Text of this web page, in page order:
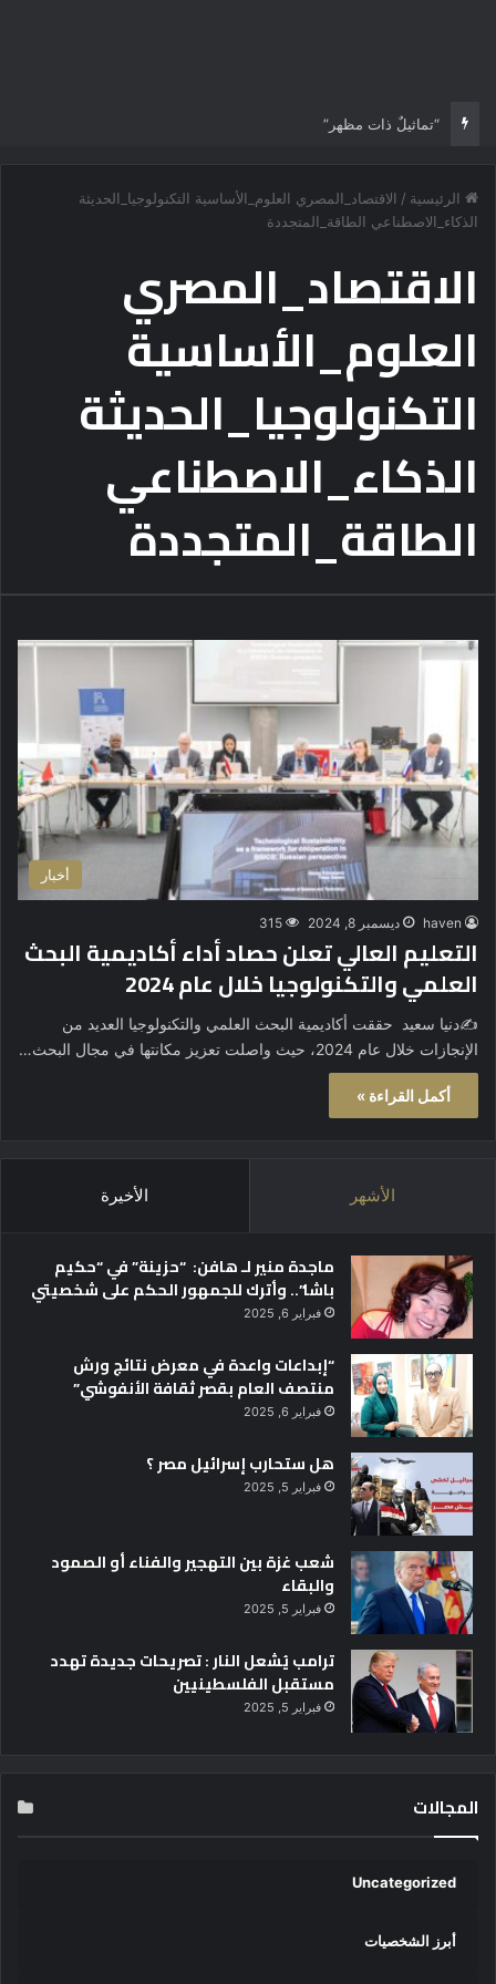
“تماثيلٌ ذات مظهر”
الرئيسية / الاقتصاد_المصري العلوم_الأساسية التكنولوجيا_الحديثة
الذكاء_الاصطناعي الطاقة_المتجددة
الاقتصاد_المصري
العلوم_الأساسية
التكنولوجيا_الحديثة
الذكاء_الاصطناعي
الطاقة_المتجددة
أخبار
haven ديسمبر 8, 2024 315
التعليم العالي تعلن حصاد أداء أكاديمية البحث
العلمي والتكنولوجيا خلال عام 2024
✍️دنيا سعيد حققت أكاديمية البحث العلمي والتكنولوجيا العديد من
الإنجازات خلال عام 2024، حيث واصلت تعزيز مكانتها في مجال البحث…
أكمل القراءة »
الأشهر الأخيرة
ماجدة منير لـ هافن: “حزينة” في “حكيم
باشا”.. وأترك للجمهور الحكم على شخصيتي
فبراير 6, 2025
“إبداعات واعدة في معرض نتائج ورش
منتصف العام بقصر ثقافة الأنفوشي”
فبراير 6, 2025
هل ستحارب إسرائيل مصر ؟
فبراير 5, 2025
شعب غزة بين التهجير والفناء أو الصمود
والبقاء
فبراير 5, 2025
ترامب يُشعل النار : تصريحات جديدة تهدد
مستقبل الفلسطينيين
فبراير 5, 2025
المجالات
Uncategorized
أبرز الشخصيات